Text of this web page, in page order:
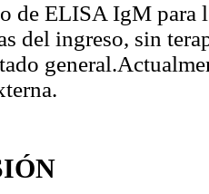
de ELISA IgM para
del ingreso, sin